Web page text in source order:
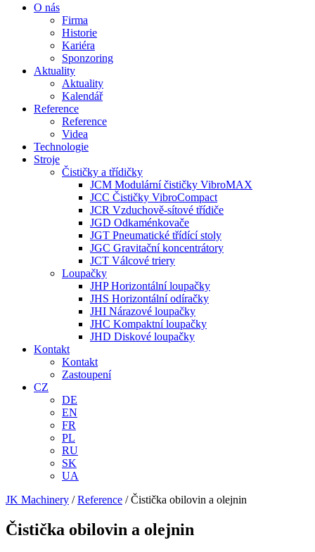
O nás
Firma
Historie
Kariéra
Sponzoring
Aktuality
Aktuality
Kalendář
Reference
Reference
Videa
Technologie
Stroje
Čističky a třídičky
JCM Modulární čističky VibroMAX
JCC Čističky VibroCompact
JCR Vzduchově-sítové třídiče
JGD Odkaménkovače
JGT Pneumatické třídící stoly
JGC Gravitační koncentrátory
JCT Válcové triery
Loupačky
JHP Horizontální loupačky
JHS Horizontální odíračky
JHI Nárazové loupačky
JHC Kompaktní loupačky
JHD Diskové loupačky
Kontakt
Kontakt
Zastoupení
CZ
DE
EN
FR
PL
RU
SK
UA
JK Machinery /Reference /Čistička obilovin a olejnin
Čistička obilovin a olejnin